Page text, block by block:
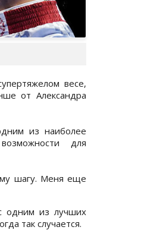
весе,
от Александра
из наиболее
для
шагу. Меня еще
одним из лучших
так случается.